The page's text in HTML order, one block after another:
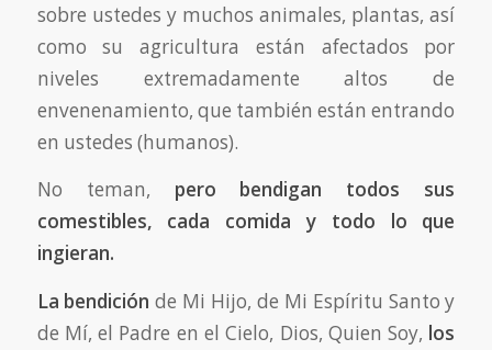
sobre ustedes y muchos animales, plantas, así
como su agricultura están afectados por
niveles extremadamente altos de
envenenamiento, que también están entrando
en ustedes (humanos).
No teman, pero bendigan todos sus
comestibles, cada comida y todo lo que
ingieran.
La bendición de Mi Hijo, de Mi Espíritu Santo y
de Mí, el Padre en el Cielo, Dios, Quien Soy, los